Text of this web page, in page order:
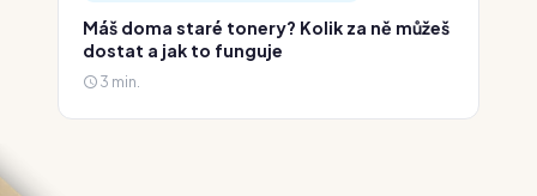
Máš doma staré tonery? Kolik za ně můžeš
dostat a jak to funguje
3 min.